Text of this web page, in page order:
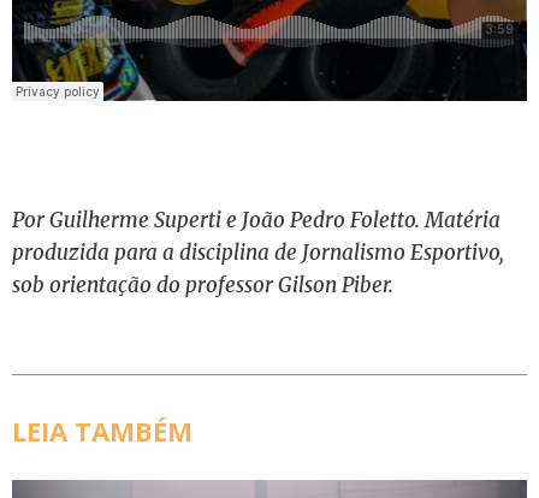
Por Guilherme Superti e João Pedro Foletto. Matéria
produzida para a disciplina de Jornalismo Esportivo,
sob orientação do professor Gilson Piber.
LEIA TAMBÉM